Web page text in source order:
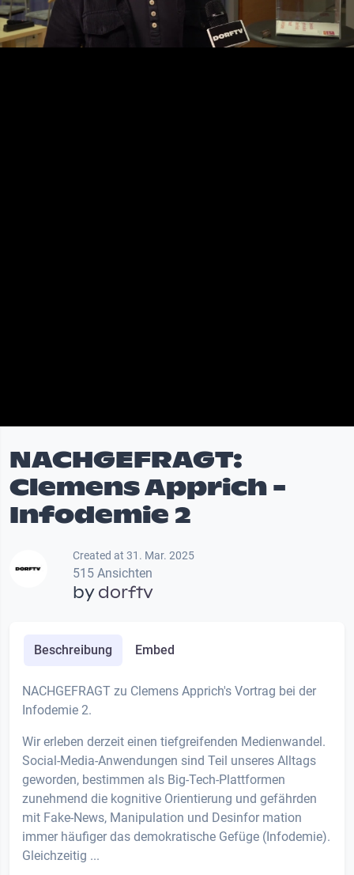
NACHGEFRAGT:
Clemens Apprich -
Infodemie 2
Created at 31. Mar. 2025
515 Ansichten
bydorftv
Beschreibung Embed
NACHGEFRAGT zu Clemens Apprich's Vortrag bei der
Infodemie 2.
Wir erleben derzeit einen tiefgreifenden Medienwandel.
Social-Media-Anwendungen sind Teil unseres Alltags
geworden, bestimmen als Big-Tech-Plattformen
zunehmend die kognitive Orientierung und gefährden
mit Fake-News, Manipulation und Desinfor mation
immer häufiger das demokratische Gefüge (Infodemie).
Gleichzeitig ...